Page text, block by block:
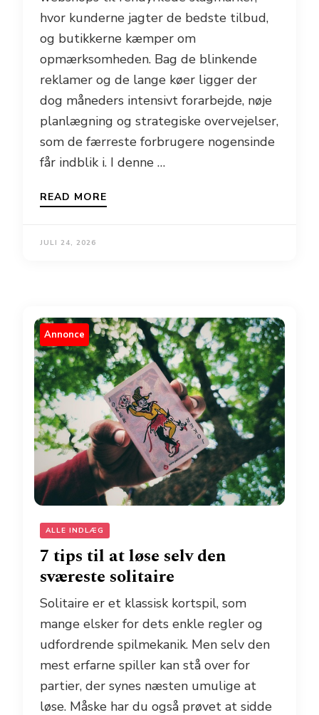
hvor kunderne jagter de bedste tilbud,
og butikkerne kæmper om
opmærksomheden. Bag de blinkende
reklamer og de lange køer ligger der
dog måneders intensivt forarbejde, nøje
planlægning og strategiske overvejelser,
som de færreste forbrugere nogensinde
får indblik i. I denne …
READ MORE
JULI 24, 2026
Annonce
ALLE INDLÆG
7 tips til at løse selv den
sværeste solitaire
Solitaire er et klassisk kortspil, som
mange elsker for dets enkle regler og
udfordrende spilmekanik. Men selv den
mest erfarne spiller kan stå over for
partier, der synes næsten umulige at
løse. Måske har du også prøvet at sidde